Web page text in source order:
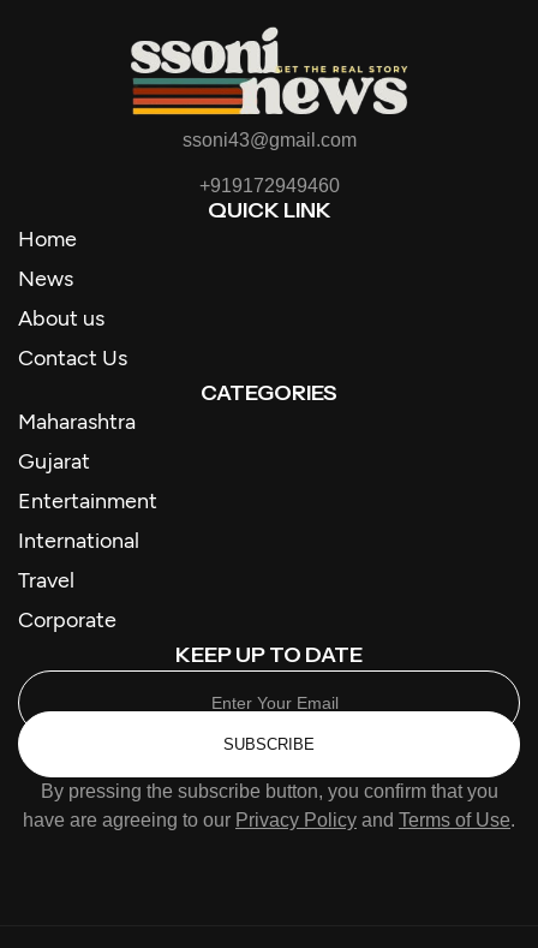
ssoni43@gmail.com
+919172949460
QUICK LINK
Home
News
About us
Contact Us
CATEGORIES
Maharashtra
Gujarat
Entertainment
International
Travel
Corporate
KEEP UP TO DATE
SUBSCRIBE
By pressing the subscribe button, you confirm that you
have are agreeing to our Privacy Policy and Terms of Use.